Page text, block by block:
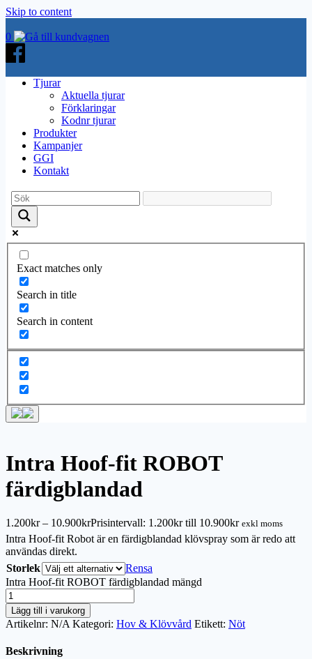
Skip to content
0
Tjurar
Aktuella tjurar
Förklaringar
Kodnr tjurar
Produkter
Kampanjer
GGI
Kontakt
Exact matches only
Search in title
Search in content
Intra Hoof-fit ROBOT
färdigblandad
1.200kr – 10.900krPrisintervall: 1.200kr till 10.900kr exkl moms
Intra Hoof-fit Robot är en färdigblandad klövspray som är redo att
användas direkt.
Storlek
Rensa
Intra Hoof-fit ROBOT färdigblandad mängd
Lägg till i varukorg
Artikelnr: N/A Kategori: Hov & Klövvård Etikett: Nöt
Beskrivning